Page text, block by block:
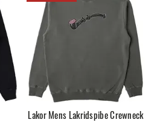
Lakor Mens Lakridspibe Crewneck